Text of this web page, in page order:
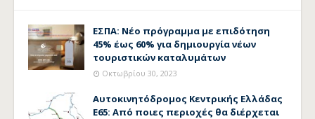
ΕΣΠΑ: Νέο πρόγραμμα με επιδότηση
45% έως 60% για δημιουργία νέων
τουριστικών καταλυμάτων
Οκτωβρίου 30, 2023
Αυτοκινητόδρομος Κεντρικής Ελλάδας
Ε65: Από ποιες περιοχές θα διέρχεται